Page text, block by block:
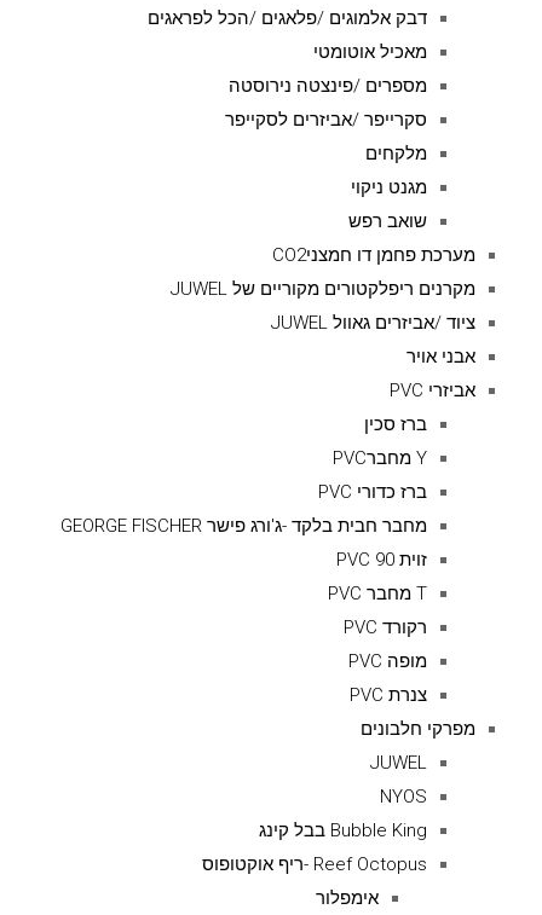
דבק אלמוגים /פלאגים /הכל לפראגים
מאכיל אוטומטי
מספרים /פינצטה נירוסטה
סקרייפר /אביזרים לסקייפר
מלקחים
מגנט ניקוי
שואב רפש
מערכת פחמן דו חמצניCO2
מקרנים ריפלקטורים מקוריים של JUWEL
ציוד /אביזרים גאוול JUWEL
אבני אויר
אביזרי PVC
ברז סכין
Y מחברPVC
ברז כדורי PVC
מחבר חבית בלקד -ג'ורג פישר GEORGE FISCHER
זוית 90 PVC
T מחבר PVC
רקורד PVC
מופה PVC
צנרת PVC
מפרקי חלבונים
JUWEL
NYOS
Bubble King בבל קינג
Reef Octopus -ריף אוקטופוס
אימפלור